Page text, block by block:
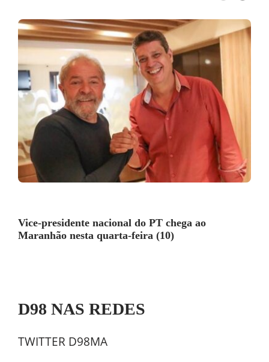
Vice-presidente nacional do PT chega ao
Maranhão nesta quarta-feira (10)
D98 NAS REDES
TWITTER D98MA